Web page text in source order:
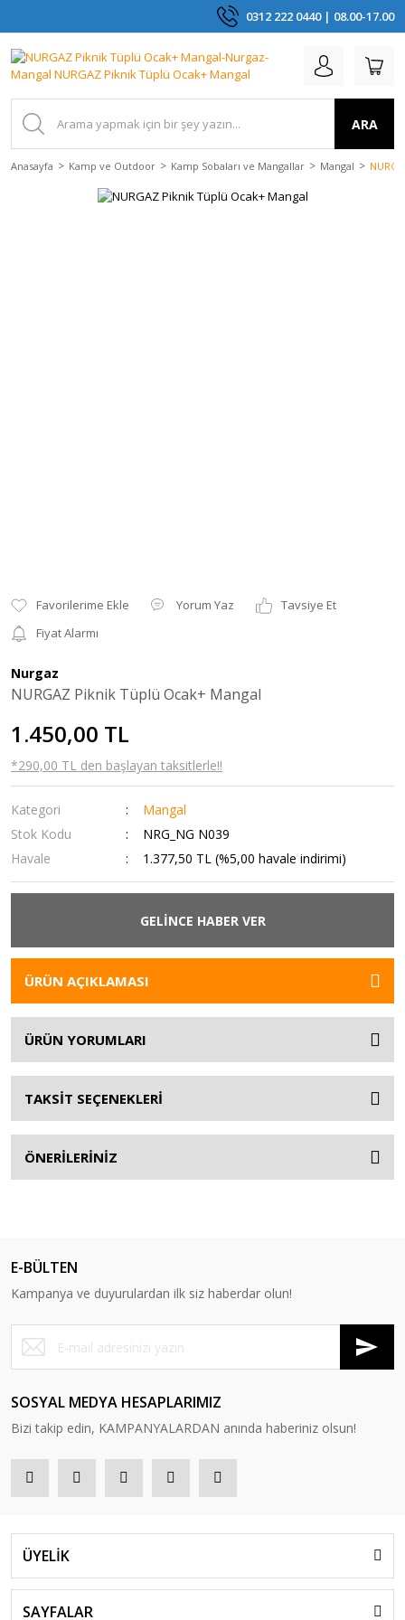
0312 222 0440 | 08.00-17.00
ARA
Anasayfa Kamp ve Outdoor Kamp Sobaları ve Mangallar Mangal
Yorum Yaz
Tavsiye Et
Fiyat Alarmı
Nurgaz
NURGAZ Piknik Tüplü Ocak+ Mangal
1.450,00 TL
*290,00 TL den başlayan taksitlerle!!
Kategori
Mangal
Stok Kodu
NRG_NG N039
Havale
1.377,50 TL (%5,00 havale indirimi)
GELİNCE HABER VER
ÜRÜN AÇIKLAMASI
ÜRÜN YORUMLARI
TAKSİT SEÇENEKLERİ
ÖNERİLERİNİZ
E-BÜLTEN
Kampanya ve duyurulardan ilk siz haberdar olun!
SOSYAL MEDYA HESAPLARIMIZ
Bizi takip edin, KAMPANYALARDAN anında haberiniz olsun!
ÜYELİK
SAYFALAR